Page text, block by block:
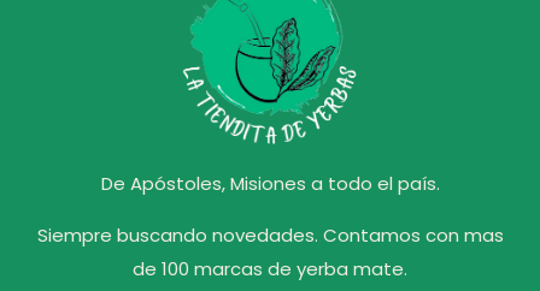
De Apóstoles, Misiones a todo el país.
Siempre buscando novedades. Contamos con mas
de 100 marcas de yerba mate.